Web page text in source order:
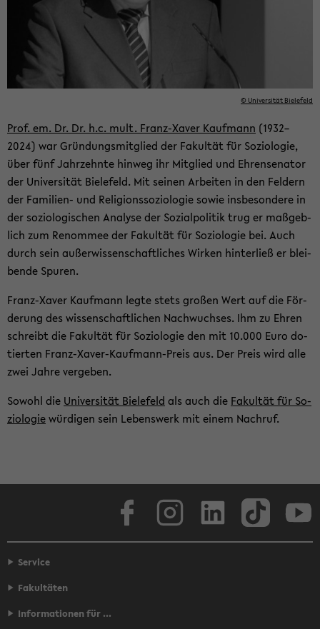
© Uni­ver­si­tät Bie­le­feld
Prof. em. Dr. Dr. h.c. mult. Franz-​Xaver Kauf­mann (1932–
2024) war Grün­dungs­mit­glied der Fa­kul­tät für So­zio­lo­gie,
über fünf Jahr­zehn­te hin­weg ihr Mit­glied und Eh­ren­se­na­tor
der Uni­ver­si­tät Bie­le­feld. Mit sei­nen Ar­bei­ten in den Fel­dern
der Familien-​ und Re­li­gi­ons­so­zio­lo­gie sowie ins­be­son­de­re in
der so­zio­lo­gi­schen Ana­ly­se der So­zi­al­po­li­tik trug er maß­geb­
lich zum Re­nom­mee der Fa­kul­tät für So­zio­lo­gie bei. Auch
durch sein au­ßer­wis­sen­schaft­li­ches Wir­ken hin­ter­ließ er blei­
ben­de Spu­ren.
Franz-​Xaver Kauf­mann legte stets gro­ßen Wert auf die För­
de­rung des wis­sen­schaft­li­chen Nach­wuch­ses. Ihm zu Ehren
schreibt die Fa­kul­tät für So­zio­lo­gie den mit 10.000 Euro do­
tier­ten Franz-​Xaver-Kaufmann-Preis aus. Der Preis wird alle
zwei Jahre ver­ge­ben.
So­wohl die Uni­ver­si­tät Bie­le­feld als auch die Fa­kul­tät für So­
zio­lo­giewür­di­gen sein Le­bens­werk mit einem Nach­ruf.
Face­book
Service
Fakultäten
Informationen für ...